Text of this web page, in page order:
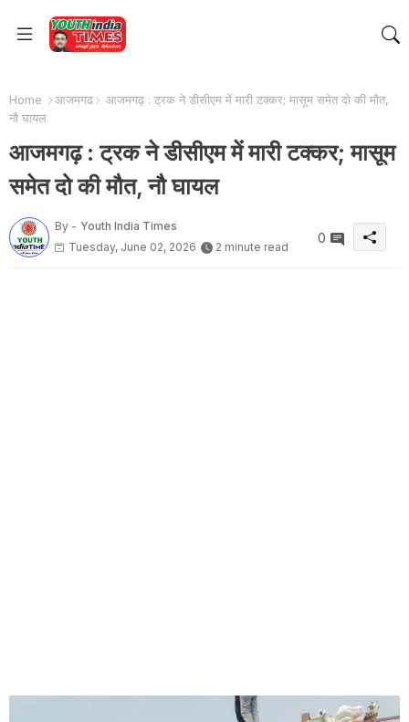
Home आजमगढ
आजमगढ़ : ट्रक ने डीसीएम में मारी टक्कर; मासूम समेत दो की मौत,
नौ घायल
आजमगढ़ : ट्रक ने डीसीएम में मारी टक्कर; मासूम
समेत दो की मौत, नौ घायल
By - Youth India Times
Tuesday, June 02, 2026
2 minute read
0